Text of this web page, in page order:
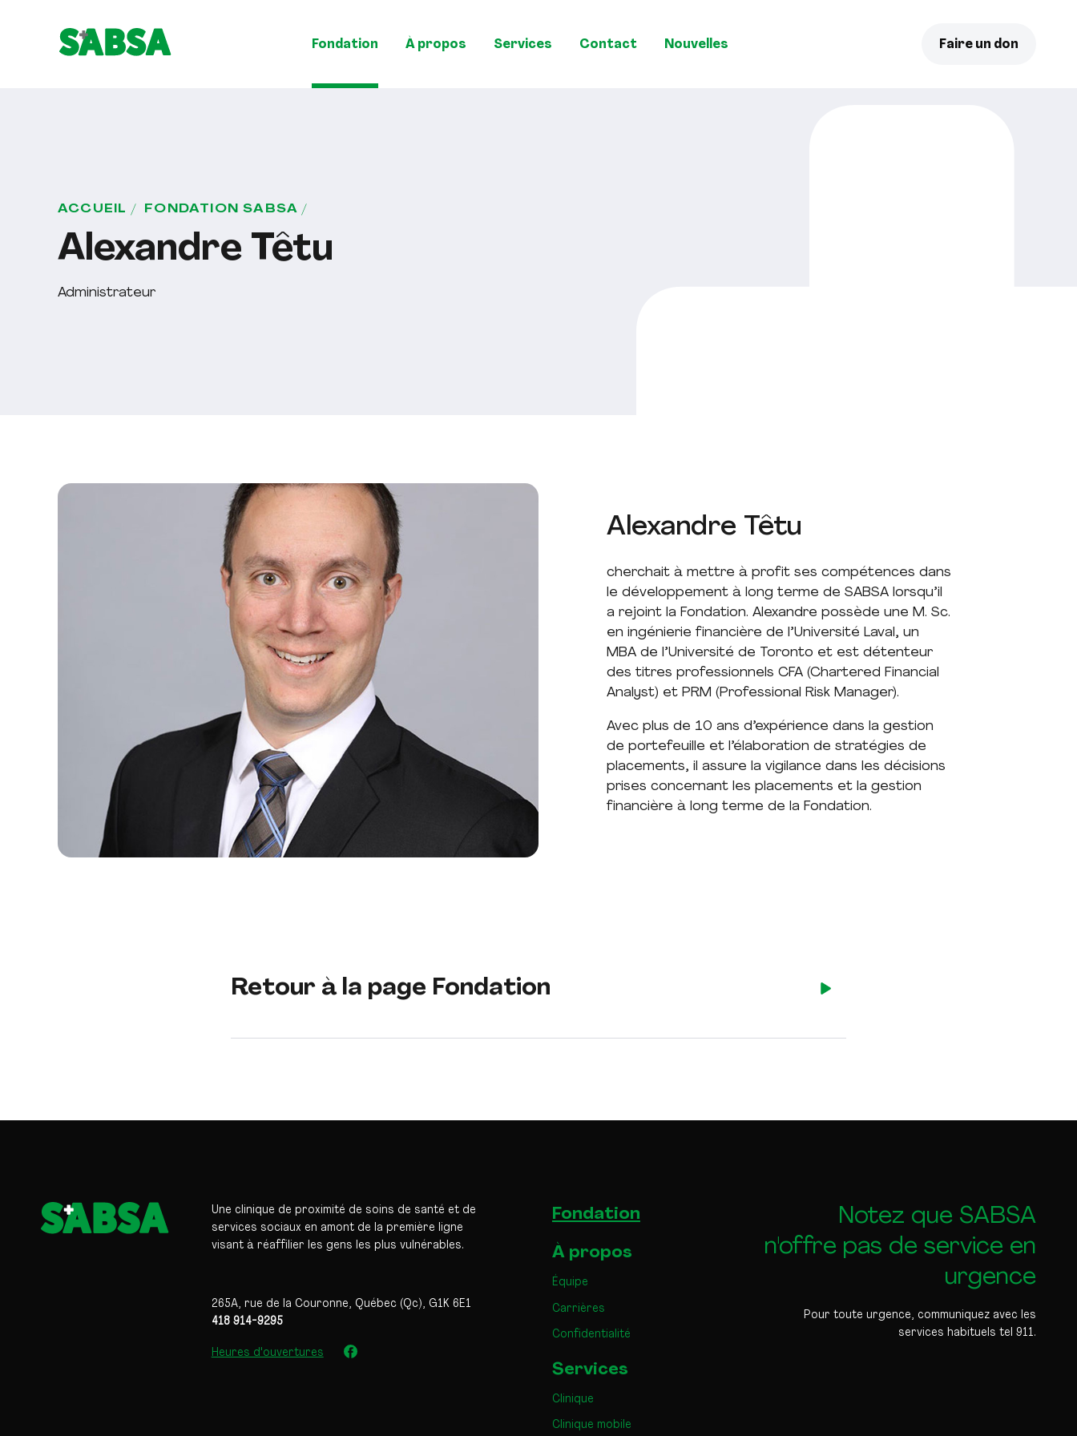
Fondation À propos Services Contact Nouvelles Faire un don
ACCUEIL FONDATION SABSA
Alexandre Têtu
Administrateur
Alexandre Têtu
cherchait à mettre à profit ses compétences dans
le développement à long terme de SABSA lorsqu’il
a rejoint la Fondation. Alexandre possède une M. Sc.
en ingénierie financière de l’Université Laval, un
MBA de l’Université de Toronto et est détenteur
des titres professionnels CFA (Chartered Financial
Analyst) et PRM (Professional Risk Manager).
Avec plus de 10 ans d’expérience dans la gestion
de portefeuille et l’élaboration de stratégies de
placements, il assure la vigilance dans les décisions
prises concernant les placements et la gestion
financière à long terme de la Fondation.
Retour à la page Fondation
Une clinique de proximité de soins de santé et de
services sociaux en amont de la première ligne
visant à réaffilier les gens les plus vulnérables.
265A, rue de la Couronne, Québec (Qc), G1K 6E1
418 914-9295
Heures d'ouvertures
Fondation
À propos
Équipe
Carrières
Confidentialité
Services
Clinique
Clinique mobile
Notez que SABSA
n'offre pas de service en
urgence
Pour toute urgence, communiquez avec les
services habituels tel 911.